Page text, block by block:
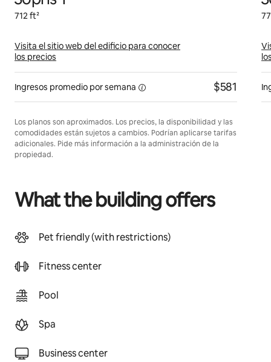
712 ft²
Visita el sitio web del edificio para conocer
los precios
Ingresos promedio por semana $581
Los planos son aproximados. Los precios, la disponibilidad y las
comodidades están sujetos a cambios. Podrían aplicarse tarifas
adicionales. Pide más información a la administración de la
propiedad.
What the building offers
Pet friendly (with restrictions)
Fitness center
Pool
Spa
Business center